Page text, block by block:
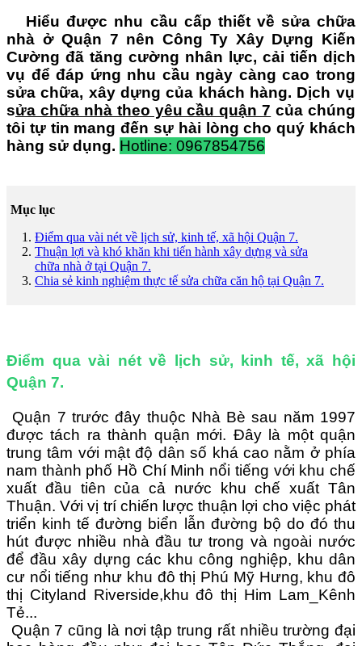
Hiểu được nhu cầu cấp thiết về sửa chữa
nhà ở Quận 7 nên Công Ty Xây Dựng Kiến
Cường đã tăng cường nhân lực, cải tiến dịch
vụ để đáp ứng nhu cầu ngày càng caotrong
sửa chữa, xây dựng của khách hàng. Dịch vụ
sửa chữa nhà theo yêu cầu quận 7 của chúng
tôi tự tin mang đến sự hài lòng cho quý khách
hàng sử dụng. Hotline: 0967854756
Mục lục
Điểm qua vài nét về lịch sử, kinh tế, xã hội Quận 7.
Thuận lợi và khó khăn khi tiến hành xây dựng và sửa
chữa nhà ở tại Quận 7.
Chia sẻ kinh nghiệm thực tế sửa chữa căn hộ tại Quận 7.
Điểm qua vài nét về lịch sử, kinh tế, xã hội
Quận 7.
Quận 7 trước đây thuộc Nhà Bè sau năm 1997
được tách ra thành quận mới. Đây là một quận
trung tâm với mật độ dân số khá cao nằm ở phía
nam thành phố Hồ Chí Minh nổi tiếng với khu chế
xuất đầu tiên của cả nước khu chế xuất Tân
Thuận. Với vị trí chiến lược thuận lợi cho việc phát
triển kinh tế đường biển lẫn đường bộ do đó thu
hút được nhiều nhà đầu tư trong và ngoài nước
để đầu xây dựng các khu công nghiệp, khu dân
cư nổi tiếng như khu đô thị Phú Mỹ Hưng, khu đô
thị Cityland Riverside,khu đô thị Him Lam_Kênh
Tẻ...
Quận 7 cũng là nơi tập trung rất nhiều trường đại